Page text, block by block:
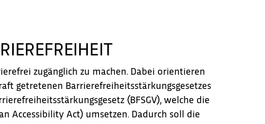
Sichere dir jetzt die Förderung 2024 für
deinen Verein oder Verband
Förderung beantragen
zugänglich zu machen. Dabei orientieren
getretenen Barrierefreiheitsstärkungsgesetzes
(BFSGV), welche die
Accessibility Act) umsetzen. Dadurch soll die